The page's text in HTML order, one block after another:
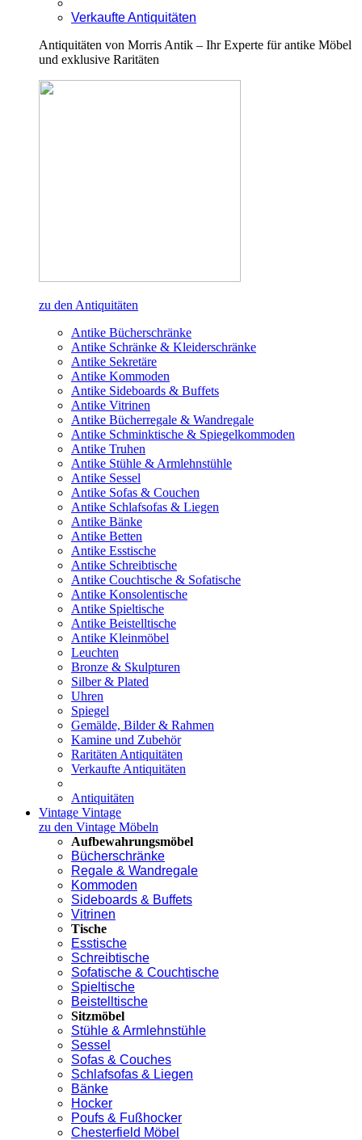
Verkaufte Antiquitäten
Antiquitäten von Morris Antik – Ihr Experte für antike Möbel
und exklusive Raritäten
zu den Antiquitäten
Antike Bücherschränke
Antike Schränke & Kleiderschränke
Antike Sekretäre
Antike Kommoden
Antike Sideboards & Buffets
Antike Vitrinen
Antike Bücherregale & Wandregale
Antike Schminktische & Spiegelkommoden
Antike Truhen
Antike Stühle & Armlehnstühle
Antike Sessel
Antike Sofas & Couchen
Antike Schlafsofas & Liegen
Antike Bänke
Antike Betten
Antike Esstische
Antike Schreibtische
Antike Couchtische & Sofatische
Antike Konsolentische
Antike Spieltische
Antike Beistelltische
Antike Kleinmöbel
Leuchten
Bronze & Skulpturen
Silber & Plated
Uhren
Spiegel
Gemälde, Bilder & Rahmen
Kamine und Zubehör
Raritäten Antiquitäten
Verkaufte Antiquitäten
Antiquitäten
Vintage Vintage
zu den Vintage Möbeln
Aufbewahrungsmöbel
Bücherschränke
Regale & Wandregale
Kommoden
Sideboards & Buffets
Vitrinen
Tische
Esstische
Schreibtische
Sofatische & Couchtische
Spieltische
Beistelltische
Sitzmöbel
Stühle & Armlehnstühle
Sessel
Sofas & Couches
Schlafsofas & Liegen
Bänke
Hocker
Poufs & Fußhocker
Chesterfield Möbel